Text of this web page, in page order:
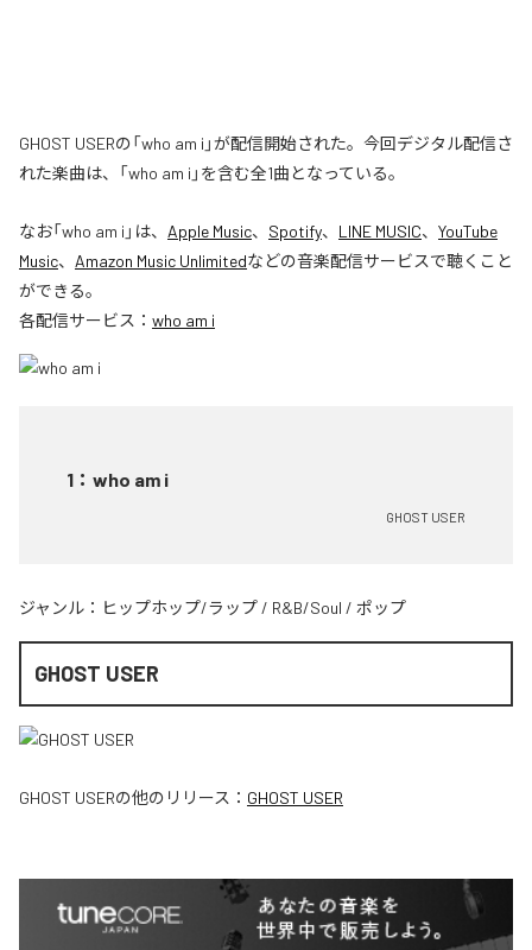
GHOST USERの「who am i」が配信開始された。今回デジタル配信さ
れた楽曲は、「who am i」を含む全1曲となっている。
なお「who am i 」は、 Apple Music、 Spotify、 LINE MUSIC、 YouTube
Music、 Amazon Music Unlimitedなどの音楽配信サービスで聴くこと
ができる。
各配信サービス： who am i
1 ： who am i
GHOST USER
ジャンル： ヒップホップ/ラップ / R&B/Soul / ポップ
GHOST USER
GHOST USERの他のリリース： GHOST USER